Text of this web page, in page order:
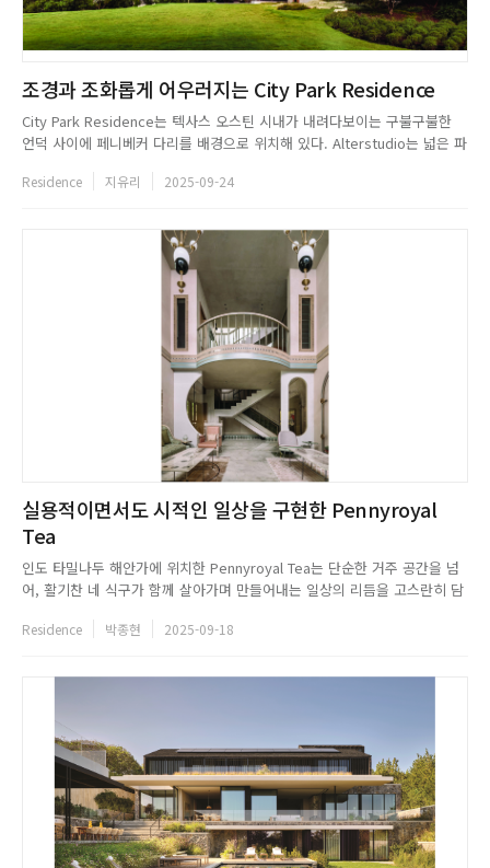
조경과 조화롭게 어우러지는 City Park Residence
City Park Residence는 텍사스 오스틴 시내가 내려다보이는 구불구불한
언덕 사이에 페니베커 다리를 배경으로 위치해 있다. Alterstudio는 넓은 파
어 균형의공간디자인을 연출했다. 목재와 돌로 디자인된 City Park
Residence 지유리 2025-09-24
실용적이면서도 시적인 일상을 구현한 Pennyroyal
Tea
인도 타밀나두 해안가에 위치한 Pennyroyal Tea는 단순한 거주 공간을 넘
어, 활기찬 네 식구가 함께 살아가며 만들어내는 일상의 리듬을 고스란히 담
움직이고 명상을 하며 하루를 보내는 삶. 이처럼 다채로운 활동이 유기적으
Residence 박종현 2025-09-18